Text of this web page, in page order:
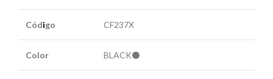
Código CF237X
Color BLACK⚫